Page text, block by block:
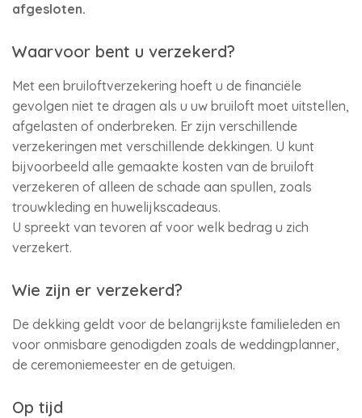
afgesloten.
Waarvoor bent u verzekerd?
Met een bruiloftverzekering hoeft u de financiële
gevolgen niet te dragen als u uw bruiloft moet uitstellen,
afgelasten of onderbreken. Er zijn verschillende
verzekeringen met verschillende dekkingen. U kunt
bijvoorbeeld alle gemaakte kosten van de bruiloft
verzekeren of alleen de schade aan spullen, zoals
trouwkleding en huwelijkscadeaus.
U spreekt van tevoren af voor welk bedrag u zich
verzekert.
Wie zijn er verzekerd?
De dekking geldt voor de belangrijkste familieleden en
voor onmisbare genodigden zoals de weddingplanner,
de ceremoniemeester en de getuigen.
Op tijd